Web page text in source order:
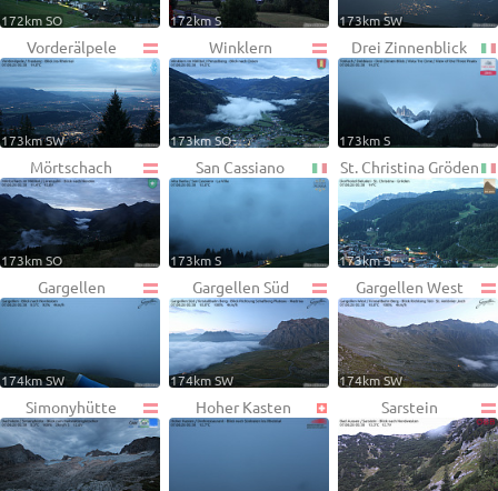
172km SO 172km S 173km SW
Vorderälpele
173km SW
Winklern
173km SO
Drei Zinnenblick
173km S
Mörtschach
173km SO
San Cassiano
173km S
St. Christina Gröden
173km S
Gargellen
174km SW
Gargellen Süd
174km SW
Gargellen West
174km SW
Simonyhütte Hoher Kasten Sarstein